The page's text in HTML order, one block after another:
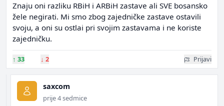
Znaju oni razliku RBiH i ARBiH zastave ali SVE bosansko
žele negirati. Mi smo zbog zajedničke zastave ostavili
svoju, a oni su ostlai pri svojim zastavama i ne koriste
zajedničku.
↑ 33 ↓ 2 Prijavi
saxcom
prije 4 sedmice